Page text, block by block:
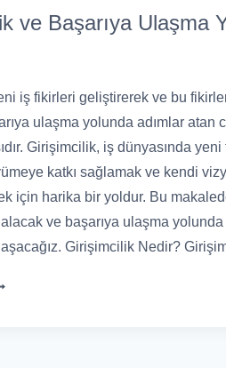
ve Başarıya Ulaşma
iş fikirleri geliştirerek ve bu
ulaşma yolunda adımlar atan
Girişimcilik, iş dünyasında yeni
katkı sağlamak ve kendi
için harika bir yoldur. Bu
alacak ve başarıya ulaşma
Girişimcilik Nedir?